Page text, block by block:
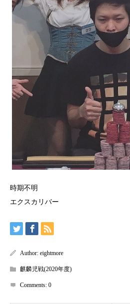
時期不明
エクスカリバー
Author: eightmore
麒麟児戦(2020年度)
Comments: 0